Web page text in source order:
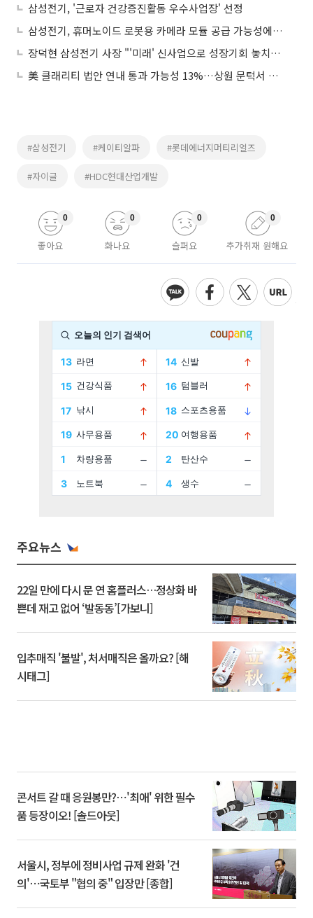
삼성전기, '근로자 건강증진활동 우수사업장' 선정
삼성전기, 휴머노이드 로봇용 카메라 모듈 공급 가능성에 주목
장덕현 삼성전기 사장 "'미래' 신사업으로 성장기회 놓치지 않을 것"
美 클래리티 법안 연내 통과 가능성 13%…상원 문턱서 제동
#삼성전기 #케이티알파 #롯데에너지머티리얼즈
#자이글 #HDC현대산업개발
좋아요
0
화나요
0
슬퍼요
0
추가취재 원해요
0
주요뉴스
22일 만에 다시 문 연 홈플러스…정상화 바
쁜데 재고 없어 ‘발동동’[가보니]
입추매직 '불발', 처서매직은 올까요? [해
시태그]
콘서트 갈 때 응원봉만?⋯'최애' 위한 필수
품 등장이오! [솔드아웃]
서울시, 정부에 정비사업 규제 완화 '건
의'⋯국토부 "협의 중" 입장만 [종합]